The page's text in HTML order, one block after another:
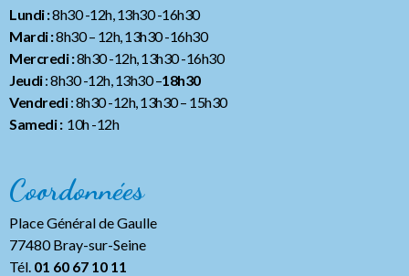
Lundi :8h30 -12h, 13h30 -16h30
Mardi :8h30 – 12h, 13h30 -16h30
Mercredi :8h30 -12h, 13h30 -16h30
Jeudi: 8h30 -12h, 13h30 –18h30
Vendredi: 8h30 -12h, 13h30– 15h30
Samedi :10h -12h
Coordonnées
Place Général de Gaulle
77480 Bray-sur-Seine
Tél. 01 60 67 10 11